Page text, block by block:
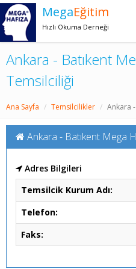
MegaEğitim
Hızlı Okuma Derneği
Ankara - Batıkent
Temsilciliği
Ana Sayfa Temsilcilikler Ankara
Ankara - Batıkent Mega
Adres Bilgileri
Temsilcik Kurum Adı:
Telefon:
Faks: